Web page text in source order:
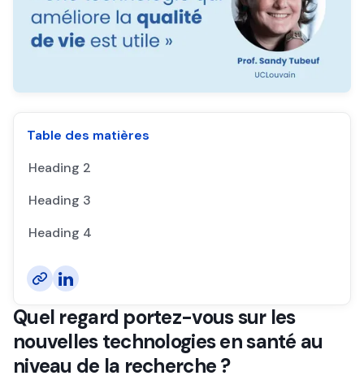
Table des matières
Heading 2
Heading 3
Heading 4
Quel regard portez-vous sur les
nouvelles technologies en santé au
niveau de la recherche ?